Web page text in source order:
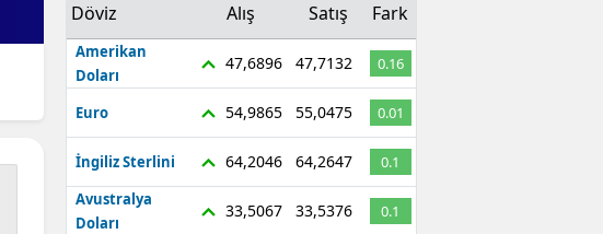
Ankara
Antalya
Artvin
Aydın
Balıkesir
Döviz Alış Satış Fark
Amerikan
Doları
47,6896 47,7132 0.16
Euro 54,9865 55,0475 0.01
İngiliz Sterlini 64,2046 64,2647
0.1
Avustralya
Doları
33,5067 33,5376 0.1